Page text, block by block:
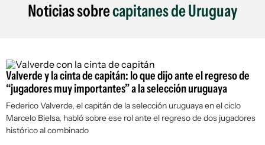
Noticias sobrecapitanes de Uruguay
Valverde y la cinta de capitán: lo que dijo ante el regreso de
“jugadores muy importantes” a la selección uruguaya
Federico Valverde, el capitán de la selección uruguaya en el ciclo
Marcelo Bielsa, habló sobre ese rol ante el regreso de dos jugadores
histórico al combinado